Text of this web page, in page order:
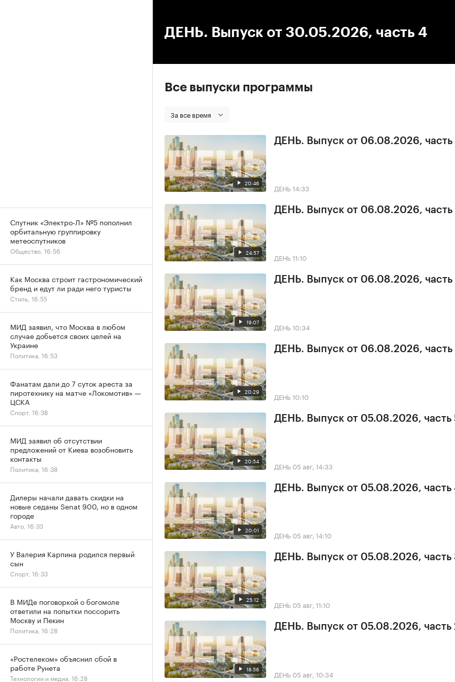
ДЕНЬ. Выпуск от 30.05.2026, часть 4
Все выпуски программы
За все время
20:46
ДЕНЬ. Выпуск от 06.08.2026, часть
ДЕНЬ 14:33
24:57
ДЕНЬ. Выпуск от 06.08.2026, часть
ДЕНЬ 11:10
19:07
ДЕНЬ. Выпуск от 06.08.2026, часть
ДЕНЬ 10:34
20:29
ДЕНЬ. Выпуск от 06.08.2026, часть
ДЕНЬ 10:10
20:54
ДЕНЬ. Выпуск от 05.08.2026, часть
ДЕНЬ 05 авг, 14:33
20:01
ДЕНЬ. Выпуск от 05.08.2026, часть
ДЕНЬ 05 авг, 14:10
25:12
ДЕНЬ. Выпуск от 05.08.2026, часть
ДЕНЬ 05 авг, 11:10
18:56
ДЕНЬ. Выпуск от 05.08.2026, часть
ДЕНЬ 05 авг, 10:34
Спутник «Электро-Л» №5 пополнил
орбитальную группировку
метеоспутников
Общество, 16:56
Как Москва строит гастрономический
бренд и едут ли ради него туристы
Стиль, 16:55
МИД заявил, что Москва в любом
случае добьется своих целей на
Украине
Политика, 16:53
Фанатам дали до 7 суток ареста за
пиротехнику на матче «Локомотив» —
ЦСКА
Спорт, 16:38
МИД заявил об отсутствии
предложений от Киева возобновить
контакты
Политика, 16:38
Дилеры начали давать скидки на
новые седаны Senat 900, но в одном
городе
Авто, 16:33
У Валерия Карпина родился первый
сын
Спорт, 16:33
В МИДе поговоркой о богомоле
ответили на попытки поссорить
Москву и Пекин
Политика, 16:28
«Ростелеком» объяснил сбой в
работе Рунета
Технологии и медиа, 16:28